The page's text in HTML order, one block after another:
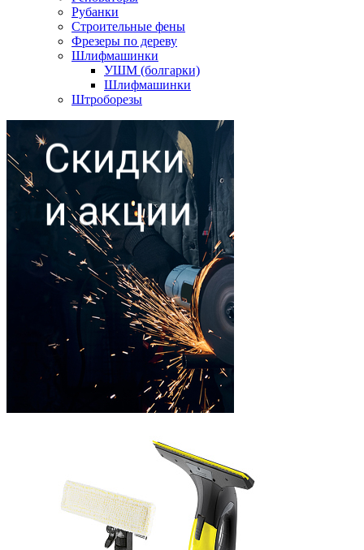
Рубанки
Строительные фены
Фрезеры по дереву
Шлифмашинки
УШМ (болгарки)
Шлифмашинки
Штроборезы